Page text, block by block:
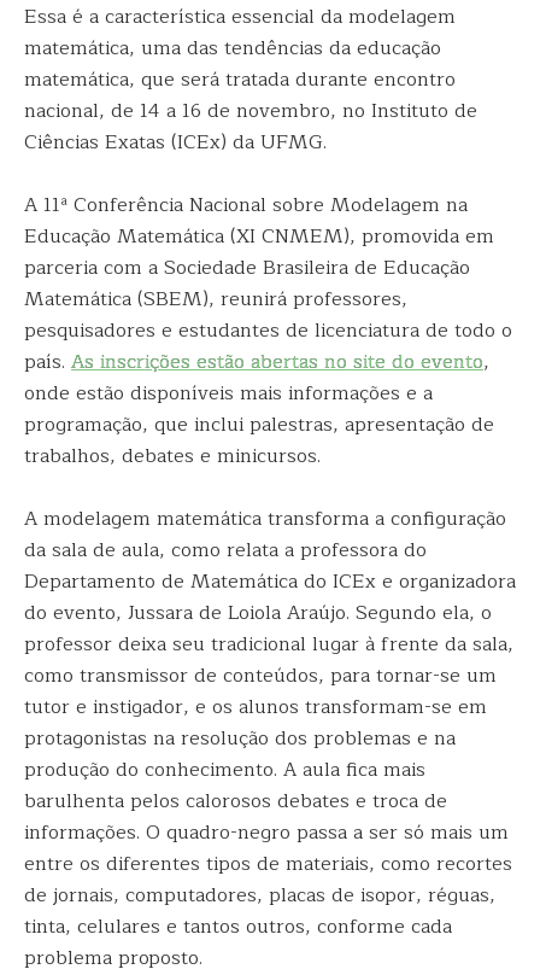
Essa é a característica essencial da modelagem
matemática, uma das tendências da educação
matemática, que será tratada durante encontro
nacional, de 14 a 16 de novembro, no Instituto de
Ciências Exatas (ICEx) da UFMG.
A 11ª Conferência Nacional sobre Modelagem na
Educação Matemática (XI CNMEM), promovida em
parceria com a Sociedade Brasileira de Educação
Matemática (SBEM), reunirá professores,
pesquisadores e estudantes de licenciatura de todo o
país. As inscrições estão abertas no site do evento,
onde estão disponíveis mais informações e a
programação, que inclui palestras, apresentação de
trabalhos, debates e minicursos.
A modelagem matemática transforma a configuração
da sala de aula, como relata a professora do
Departamento de Matemática do ICEx e organizadora
do evento, Jussara de Loiola Araújo. Segundo ela, o
professor deixa seu tradicional lugar à frente da sala,
como transmissor de conteúdos, para tornar-se um
tutor e instigador, e os alunos transformam-se em
protagonistas na resolução dos problemas e na
produção do conhecimento. A aula fica mais
barulhenta pelos calorosos debates e troca de
informações. O quadro-negro passa a ser só mais um
entre os diferentes tipos de materiais, como recortes
de jornais, computadores, placas de isopor, réguas,
tinta, celulares e tantos outros, conforme cada
problema proposto.